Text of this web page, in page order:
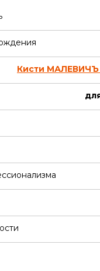
Кисти МАЛЕВИЧЪ